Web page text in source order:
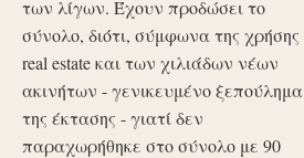
των λίγων. Έχουν προδώσει το
σύνολο, διότι, σύμφωνα της χρήσης
real estate και των χιλιάδων νέων
ακινήτων - γενικευμένο ξεπούλημα
της έκτασης - γιατί δεν
παραχωρήθηκε στο σύνολο με 90